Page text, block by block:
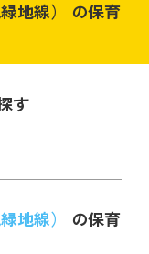
地線） の保育
す
地線） の保育